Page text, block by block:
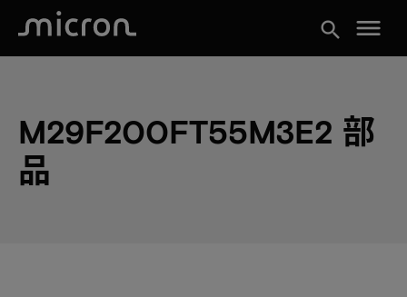
search menu
M29F200FT55M3E2 部
品